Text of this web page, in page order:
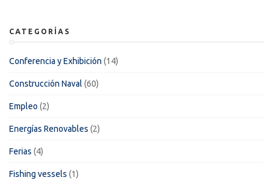
CATEGORÍAS
Conferencia y Exhibición (14)
Construcción Naval (60)
Empleo (2)
Energías Renovables (2)
Ferias (4)
Fishing vessels (1)